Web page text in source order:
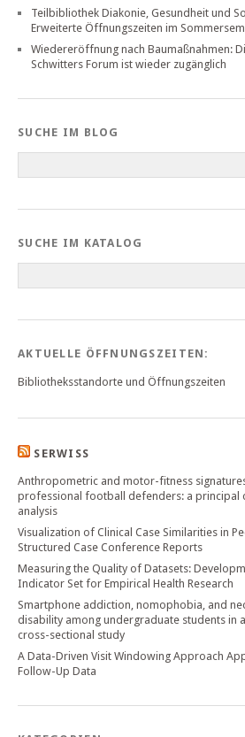
Teilbibliothek Diakonie, Gesundheit und
Erweiterte Öffnungszeiten im
Wiedereröffnung nach Baumaßnahmen:
Schwitters Forum ist wieder zugänglich
SUCHE IM BLOG
SUCHE IM KATALOG
AKTUELLE ÖFFNUNGSZEITEN:
Bibliotheksstandorte und Öffnungszeiten
SERWISS
Anthropometric and motor-fitness
professional football defenders: a principal
analysis
Visualization of Clinical Case Similarities in
Structured Case Conference Reports
Measuring the Quality of Datasets:
Indicator Set for Empirical Health Research
Smartphone addiction, nomophobia, and
disability among undergraduate students in
cross-sectional study
A Data-Driven Visit Windowing Approach
Follow-Up Data